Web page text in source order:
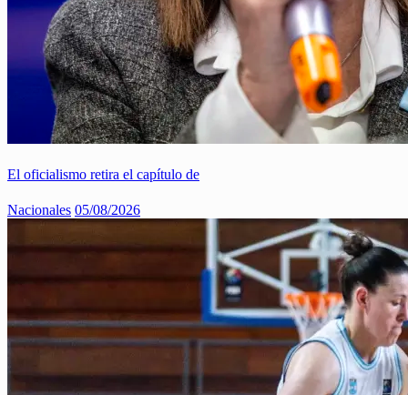
El oficialismo retira el capítulo de
Nacionales 05/08/2026